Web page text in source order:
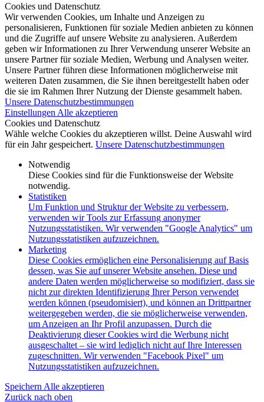
Cookies und Datenschutz
Wir verwenden Cookies, um Inhalte und Anzeigen zu
personalisieren, Funktionen für soziale Medien anbieten zu können
und die Zugriffe auf unsere Website zu analysieren. Außerdem
geben wir Informationen zu Ihrer Verwendung unserer Website an
unsere Partner für soziale Medien, Werbung und Analysen weiter.
Unsere Partner führen diese Informationen möglicherweise mit
weiteren Daten zusammen, die Sie ihnen bereitgestellt haben oder
die sie im Rahmen Ihrer Nutzung der Dienste gesammelt haben.
Unsere Datenschutzbestimmungen
Einstellungen Alle akzeptieren
Cookies und Datenschutz
Wähle welche Cookies du akzeptieren willst. Deine Auswahl wird
für ein Jahr gespeichert. Unsere Datenschutzbestimmungen
Notwendig
Diese Cookies sind für die Funktionsweise der Website
notwendig.
Statistiken
Um Funktion und Struktur der Website zu verbessern,
verwenden wir Tools zur Erfassung anonymer
Nutzungsstatistiken. Wir verwenden "Google Analytics" um
Nutzungsstatistiken aufzuzeichnen.
Marketing
Diese Cookies ermöglichen eine Personalisierung auf Basis
dessen, was Sie auf unserer Website ansehen. Diese und
andere Daten werden möglicherweise so modifiziert, dass sie
nicht zur direkten Identifizierung Ihrer Person verwendet
werden können (pseudomisiert), und können an Drittpartner
weitergegeben werden, die sie möglicherweise verwenden,
um Anzeigen an Ihr Profil anzupassen. Durch die
Deaktivierung dieser Cookies wird die Werbung nicht
ausgeschaltet – sie wird lediglich nicht auf Ihre Interessen
zugeschnitten. Wir verwenden "Facebook Pixel" um
Nutzungsstatistiken aufzuzeichnen.
Speichern Alle akzeptieren
Zurück nach oben